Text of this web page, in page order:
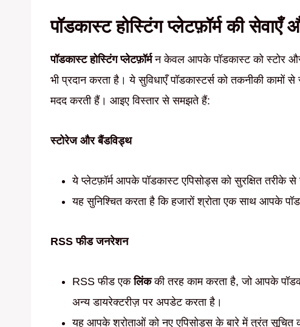
पॉडकास्ट होस्टिंग प्लेटफ़ॉर्म की सेवाएँ
पॉडकास्ट होस्टिंग प्लेटफ़ॉर्मन केवल आपके पॉडकास्ट को स्टोर और
भी प्रदान करता है। ये सुविधाएँ पॉडकास्टर्स को तकनीकी
मदद करती हैं। आइए विस्तार से समझते हैं:
स्टोरेज और बैंडविड्थ
ये प्लेटफ़ॉर्म आपके पॉडकास्ट एपिसोड्स को सुरक्षित तरीके
यह सुनिश्चित करता है कि हजारों श्रोता एक साथ आपके
RSS फीड जनरेशन
RSS फीड एकलिंककी तरह काम करता है, जो आपके
अन्य डायरेक्टरीज़ पर अपडेट करता है।
यह आपके श्रोताओं को नए एपिसोड्स के बारे में तुरंत सूचित